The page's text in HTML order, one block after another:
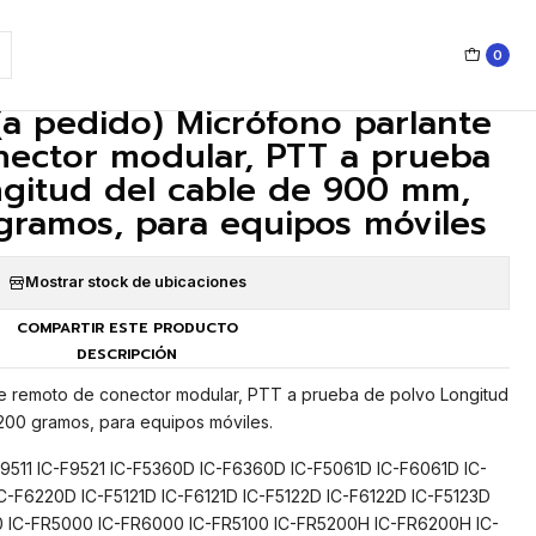
0
pedido) Micrófono parlante
modular, PTT a prueba
del cable de 900 mm,
para equipos móviles
Mostrar stock de ubicaciones
COMPARTIR ESTE PRODUCTO
DESCRIPCIÓN
remoto de conector modular, PTT a prueba de polvo Longitud
gramos, para equipos móviles.
IC-F9521 IC-F5360D IC-F6360D IC-F5061D IC-F6061D IC-
IC-F5121D IC-F6121D IC-F5122D IC-F6122D IC-F5123D
FR5000 IC-FR6000 IC-FR5100 IC-FR5200H IC-FR6200H IC-